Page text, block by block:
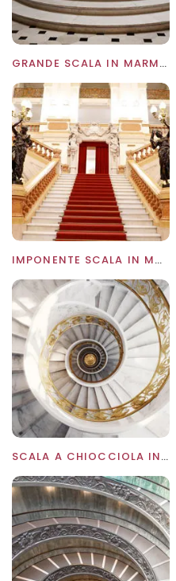
GRANDE SCALA IN MARMO CHIARO CON GRADINI IN CURVA
IMPONENTE SCALA IN MARMO STORICA
SCALA A CHIOCCIOLA IN CALACATTA